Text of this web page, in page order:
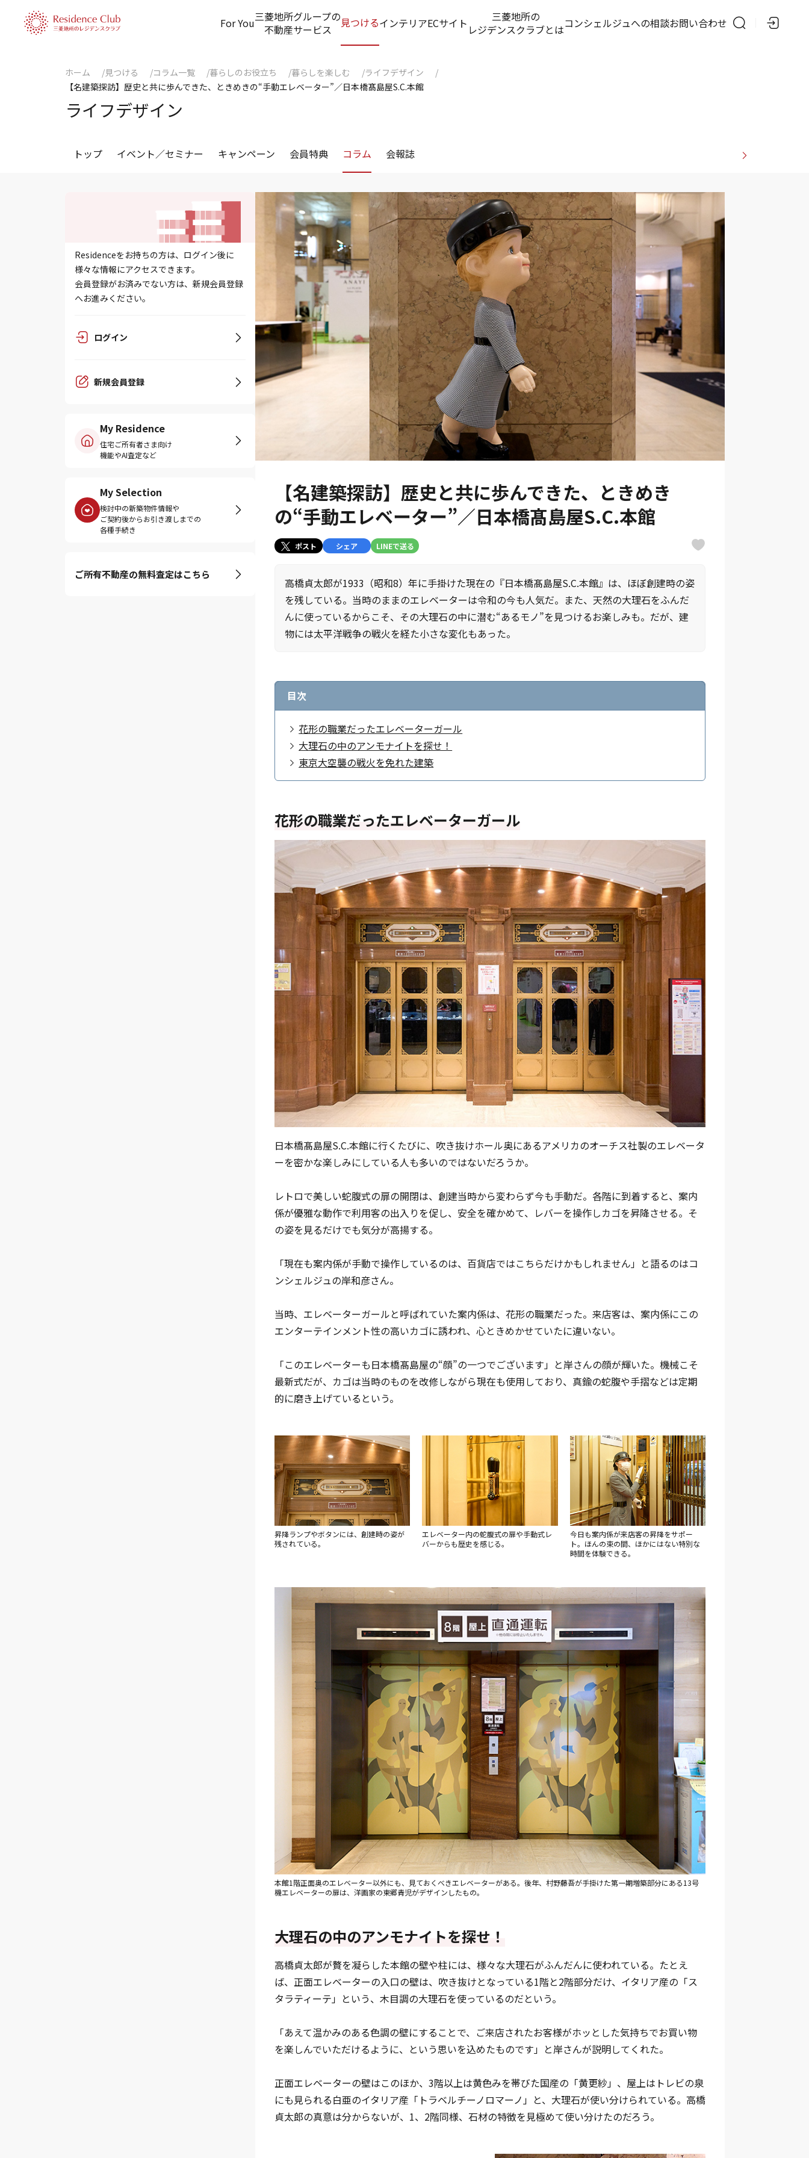
For You三菱地所グループの
不動産サービス
見つけるインテリアECサイト
三菱地所の
レジデンスクラブとはコンシェルジュへの相談お問い合わせ
ホーム 見つける コラム一覧 暮らしのお役立ち 暮らしを楽しむ
ライフデザイン
【名建築探訪】歴史と共に歩んできた、ときめきの“手動エレベーター”／日本橋髙島屋S.C.本館
ライフデザイン
トップ イベント／セミナー キャンペーン 会員特典 コラム 会報誌
Residenceをお持ちの方は、ログイン後に
様々な情報にアクセスできます。
会員登録がお済みでない方は、新規会員登録
へお進みください。
ログイン
新規会員登録
My Residence
住宅ご所有者さま向け
機能やAI査定など
My Selection
検討中の新築物件情報や
ご契約後からお引き渡しまでの
各種手続き
ご所有不動産の無料査定はこちら
【名建築探訪】歴史と共に歩んできた、ときめき
の“手動エレベーター”／日本橋髙島屋S.C.本館
ポスト シェア LINEで送る
高橋貞太郎が1933（昭和8）年に手掛けた現在の『日本橋髙島屋S.C.本館』は、ほぼ創建時の姿
を残している。当時のままのエレベーターは令和の今も人気だ。また、天然の大理石をふんだ
んに使っているからこそ、その大理石の中に潜む“あるモノ”を見つけるお楽しみも。だが、建
物には太平洋戦争の戦火を経た小さな変化もあった。
目次
花形の職業だったエレベーターガール
大理石の中のアンモナイトを探せ！
東京大空襲の戦火を免れた建築
花形の職業だったエレベーターガール
日本橋髙島屋S.C.本館に行くたびに、吹き抜けホール奥にあるアメリカのオーチス社製のエレベータ
ーを密かな楽しみにしている人も多いのではないだろうか。
レトロで美しい蛇腹式の扉の開閉は、創建当時から変わらず今も手動だ。各階に到着すると、案内
係が優雅な動作で利用客の出入りを促し、安全を確かめて、レバーを操作しカゴを昇降させる。そ
の姿を見るだけでも気分が高揚する。
「現在も案内係が手動で操作しているのは、百貨店ではこちらだけかもしれません」と語るのはコ
ンシェルジュの岸和彦さん。
当時、エレベーターガールと呼ばれていた案内係は、花形の職業だった。来店客は、案内係にこの
エンターテインメント性の高いカゴに誘われ、心ときめかせていたに違いない。
「このエレベーターも日本橋髙島屋の“顔”の一つでございます」と岸さんの顔が輝いた。機械こそ
最新式だが、カゴは当時のものを改修しながら現在も使用しており、真鍮の蛇腹や手摺などは定期
的に磨き上げているという。
昇降ランプやボタンには、創建時の姿が
残されている。
エレベーター内の蛇腹式の扉や手動式レ
バーからも歴史を感じる。
今日も案内係が来店客の昇降をサポー
ト。ほんの束の間、ほかにはない特別な
時間を体験できる。
本館1階正面奥のエレベーター以外にも、見ておくべきエレベーターがある。後年、村野藤吾が手掛けた第一期増築部分にある13号
機エレベーターの扉は、洋画家の東郷青児がデザインしたもの。
大理石の中のアンモナイトを探せ！
高橋貞太郎が贅を凝らした本館の壁や柱には、様々な大理石がふんだんに使われている。たとえ
ば、正面エレベーターの入口の壁は、吹き抜けとなっている1階と2階部分だけ、イタリア産の「ス
タラティーテ」という、木目調の大理石を使っているのだという。
「あえて温かみのある色調の壁にすることで、ご来店されたお客様がホッとした気持ちでお買い物
を楽しんでいただけるように、という思いを込めたものです」と岸さんが説明してくれた。
正面エレベーターの壁はこのほか、3階以上は黄色みを帯びた国産の「黄更紗」、屋上はトレビの泉
にも見られる白亜のイタリア産「トラベルチーノロマーノ」と、大理石が使い分けられている。高橋
貞太郎の真意は分からないが、1、2階同様、石材の特徴を見極めて使い分けたのだろう。